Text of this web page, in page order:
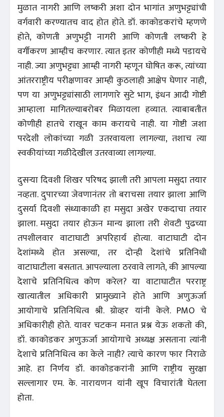
मुळात नागरी आणि लष्करी अशा दोन भागांत अणुभट्ट्यांची
वर्गवारी करण्यातच वाद होत होते. डॉ. काकोडकरांचे म्हणणे
होते, कोणती अणुभट्टी नागरी आणि कोणती लष्करी हे
वर्गीकरण आम्हीच करणार. त्यात इतर कोणीही मध्ये पडायचे
नाही. ज्या अणुभट्ट्या आम्ही नागरी म्हणून घोषित करू, त्यांच्या
आंतरराष्ट्रीय परीक्षणावर आम्ही कुठलाही आक्षेप घेणार नाही,
पण या अणुभट्ट्यांसाठी लागणारे सुटे भाग, इंधन आदी गोष्टी
आम्हाला मागितल्याबरोबर मिळायला हव्यात. त्याबाबतीत
कोणीही हातचे राखून काम करायचे नाही. या गोष्टी जशा
परदेशी लोकांच्या गळी उतरवायला लागल्या, तशाच त्या
स्वकीयांच्या गळीदेखील उतरवाव्या लागल्या.
दुसऱ्या दिवशी शिखर परिषद झाली तरी आपला मसुदा तयार
नव्हता. दुपारच्या जेवणानंतर तो बराचसा तयार झाला आणि
दुसर्या दिवशी संध्याकाळी हा मसुदा अखेर एकदाचा तयार
झाला. मसुदा तयार होऊन मान्य झाला तरी शेवटी पुढच्या
तपशीलवार वाटाघाटी अपरिहार्य होत्या. वाटाघाटी दोन
देशांमध्ये होत असल्या, तर दोन्ही देशांचे प्रतिनिधी
वाटाघाटीला बसतात. आपल्याला ठरवावे लागते, की आपल्या
देशाचे प्रतिनिधित्व कोण करेल? या वाटाघाटीत परराष्ट्र
खात्यातील अधिकारी प्रामुख्याने होते आणि अणुऊर्जा
आयोगाचे प्रतिनिधित्व श्री. ग्रोव्हर यांनी केले. PMO चे
अधिकारीही होते. यावर चटकन मनात प्रश्न येऊ शकतो की,
डॉ. काकोडकर अणुऊर्जा आयोगाचे अध्यक्ष असताना त्यांनी
देशाचे प्रतिनिधित्व का केले नाही? त्याचे कारण फार निराळे
आहे. हा निर्णय डॉ. काकोडकरांनी आणि राष्ट्रीय सुरक्षा
सल्लागार एम. के. नारायणन यांनी खूप विचारांती घेतला
होता.